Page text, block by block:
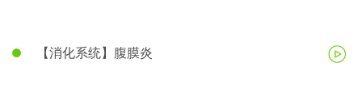
【消化系统】腹膜炎